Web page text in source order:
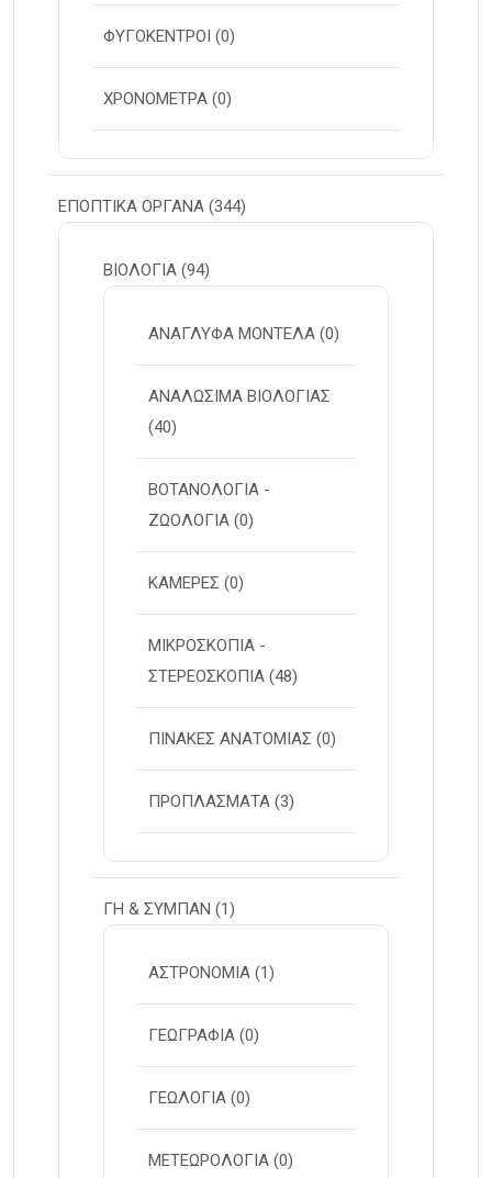
ΦΥΓΟΚΕΝΤΡΟΙ (0)
ΧΡΟΝΟΜΕΤΡΑ (0)
ΕΠΟΠΤΙΚΑ ΟΡΓΑΝΑ (344)
ΒΙΟΛΟΓΙΑ (94)
ΑΝΑΓΛΥΦΑ ΜΟΝΤΕΛΑ (0)
ΑΝΑΛΩΣΙΜΑ ΒΙΟΛΟΓΙΑΣ
(40)
ΒΟΤΑΝΟΛΟΓΙΑ -
ΖΩΟΛΟΓΙΑ (0)
ΚΑΜΕΡΕΣ (0)
ΜΙΚΡΟΣΚΟΠΙΑ -
ΣΤΕΡΕOΣΚΟΠΙΑ (48)
ΠΙΝΑΚΕΣ ΑΝΑΤΟΜΙΑΣ (0)
ΠΡΟΠΛΑΣΜΑΤΑ (3)
ΓΗ & ΣΥΜΠΑΝ (1)
ΑΣΤΡΟΝΟΜΙΑ (1)
ΓΕΩΓΡΑΦΙΑ (0)
ΓΕΩΛΟΓΙΑ (0)
ΜΕΤΕΩΡΟΛΟΓΙΑ (0)